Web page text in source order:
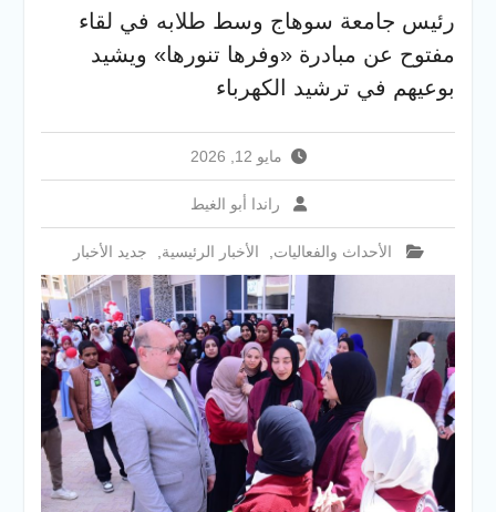
والخدمية بجامعة سوهاج
الجديدة
جامعة سوهاج تفتح أبوابها
لطلاب الثانوية العامة فى أولى
أيام المرحلة الأولى للتنسيق
الإلكتروني للقبول بالجامعات
رئيس جامعة سوهاج وسط طلابه في لقاء
مفتوح عن مبادرة «وفرها تنورها» ويشيد
بوعيهم في ترشيد الكهرباء
مايو 12, 2026
راندا أبو الغيط
الأحداث والفعاليات الأخبار الرئيسية جديد الأخبار